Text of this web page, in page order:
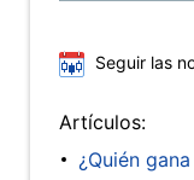
Seguir las
Artículos:
¿Quién